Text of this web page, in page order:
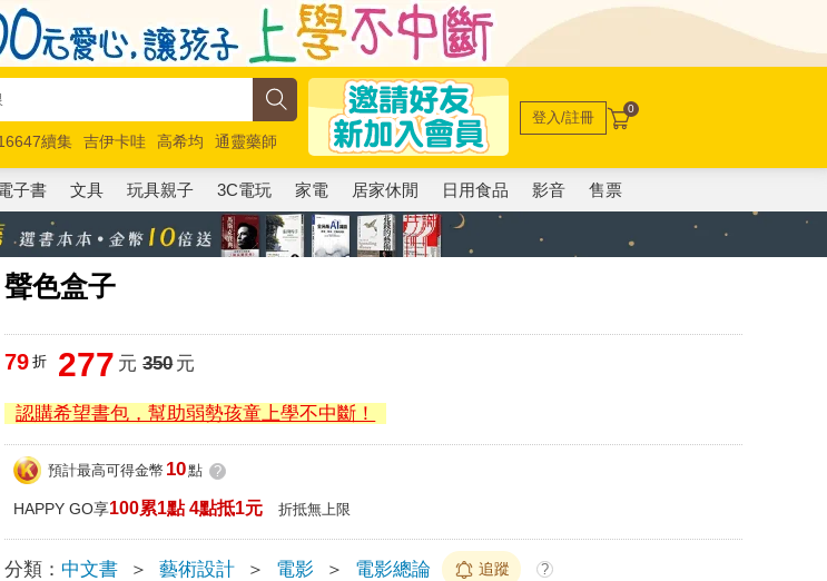
續集 吉伊卡哇 高希均
通靈藥師
總動員5 超慢跑
登入/註冊 0
子書 文具 玩具親子 3C電玩 家電 居家休閒 日用食品 影音 售票
聲色盒子
79 折 277 元 350元
認購希望書包，幫助弱勢孩童上學不中斷！
預計最高可得金幣 10點 ?
HAPPY GO享100累1點 4點抵1元 折抵無上限
分類： 中文書 ＞ 藝術設計 ＞ 電影 ＞ 電影總論 追蹤 ?